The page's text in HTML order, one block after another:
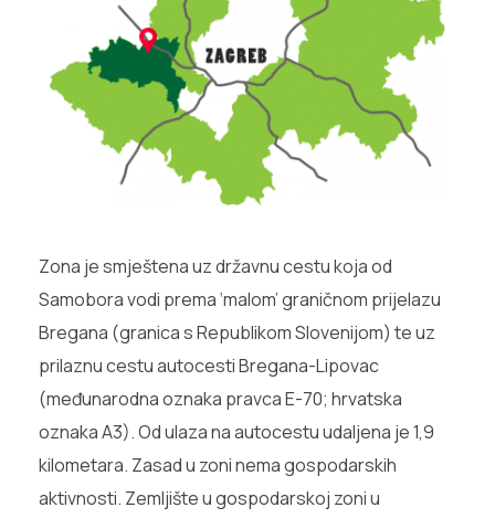
Zona je smještena uz državnu cestu koja od
Samobora vodi prema ‘malom’ graničnom prijelazu
Bregana (granica s Republikom Slovenijom) te uz
prilaznu cestu autocesti Bregana-Lipovac
(međunarodna oznaka pravca E-70; hrvatska
oznaka A3). Od ulaza na autocestu udaljena je 1,9
kilometara. Zasad u zoni nema gospodarskih
aktivnosti. Zemljište u gospodarskoj zoni u